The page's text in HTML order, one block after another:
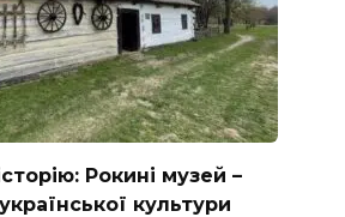
Рокині музей –
культури